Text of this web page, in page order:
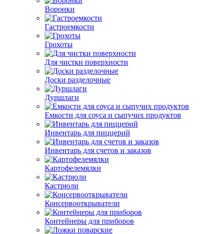
Воронки
Гастроемкости
Грохоты
Для чистки поверхности
Доски разделочные
Дуршлаги
Емкости для соуса и сыпучих продуктов
Инвентарь для пиццерий
Инвентарь для счетов и заказов
Картофелемялки
Кастрюли
Консервооткрыватели
Контейнеры для приборов